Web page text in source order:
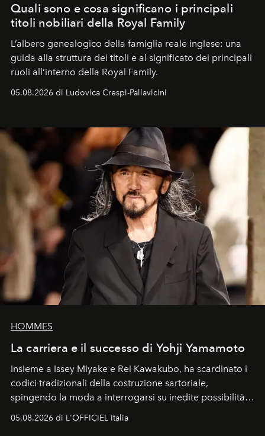
Quali sono e cosa significano i principali
titoli nobiliari della Royal Family
L’albero genealogico della famiglia reale inglese: una
guida alla struttura dei titoli e al significato dei principali
ruoli all’interno della Royal Family.
05.08.2026 di Ludovica Crespi-Pallavicini
HOMMES
La carriera e il successo di Yohji Yamamoto
Insieme a Issey Miyake e Rei Kawakubo, ha scardinato i
codici tradizionali della costruzione sartoriale,
spingendo la moda a interrogarsi su inedite possibilità
05.08.2026 di L'OFFICIEL Italia